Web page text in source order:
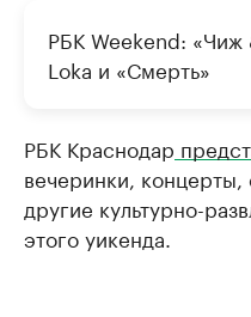
РБК Weekend: «Чиж
Loka и «Смерть»
РБК Краснодар
вечеринки, концерты,
другие культурно-
этого уикенда.